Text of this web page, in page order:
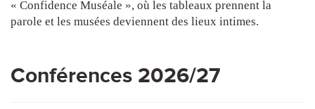
« Confidence Muséale », où les tableaux prennent la
parole et les musées deviennent des lieux intimes.
Conférences 2026/27